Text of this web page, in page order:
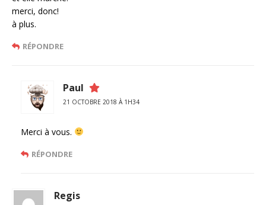
merci, donc!
à plus.
RÉPONDRE
Paul
21 OCTOBRE 2018 À 1H34
Merci à vous.
RÉPONDRE
Regis